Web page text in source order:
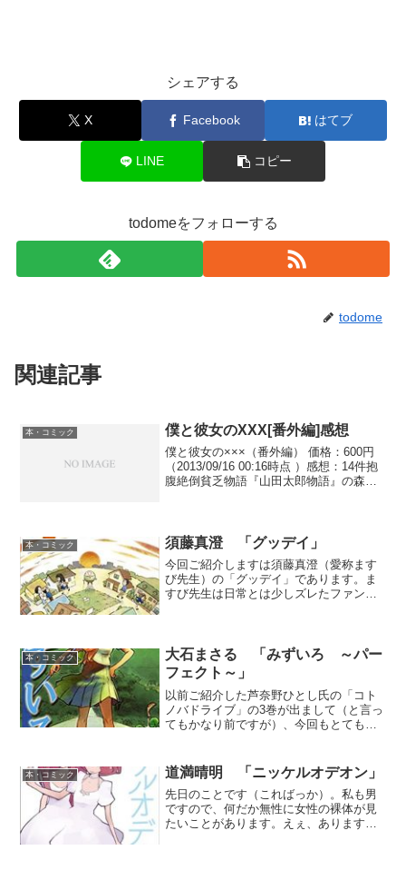
シェアする
X Facebook はてブ
LINE コピー
todomeをフォローする
todome
関連記事
本・コミック 僕と彼女のXXX[番外編]感想
僕と彼女の×××（番外編） 価格：600円
（2013/09/16 00:16時点 ）感想：14件抱
腹絶倒貧乏物語『山田太郎物語』の森永
っ...
本・コミック 須藤真澄 「グッデイ」
今回ご紹介しますは須藤真澄（愛称ます
び先生）の「グッデイ」であります。ま
すび先生は日常とは少しズレたファンタ
マンガの大家でもあったり...
本・コミック
大石まさる 「みずいろ ～パー
フェクト～」
以前ご紹介した芦奈野ひとし氏の「コト
ノバドライブ」の3巻が出まして（と言っ
てもかなり前ですが）、今回もとても面
イトを訪れました。皆さん好評のよう
で、次巻が待たれる次第で...
本・コミック 道満晴明 「ニッケルオデオン」
先日のことです（こればっか）。私も男
ですので、何だか無性に女性の裸体が見
たいことがあります。えぇ、ありますと